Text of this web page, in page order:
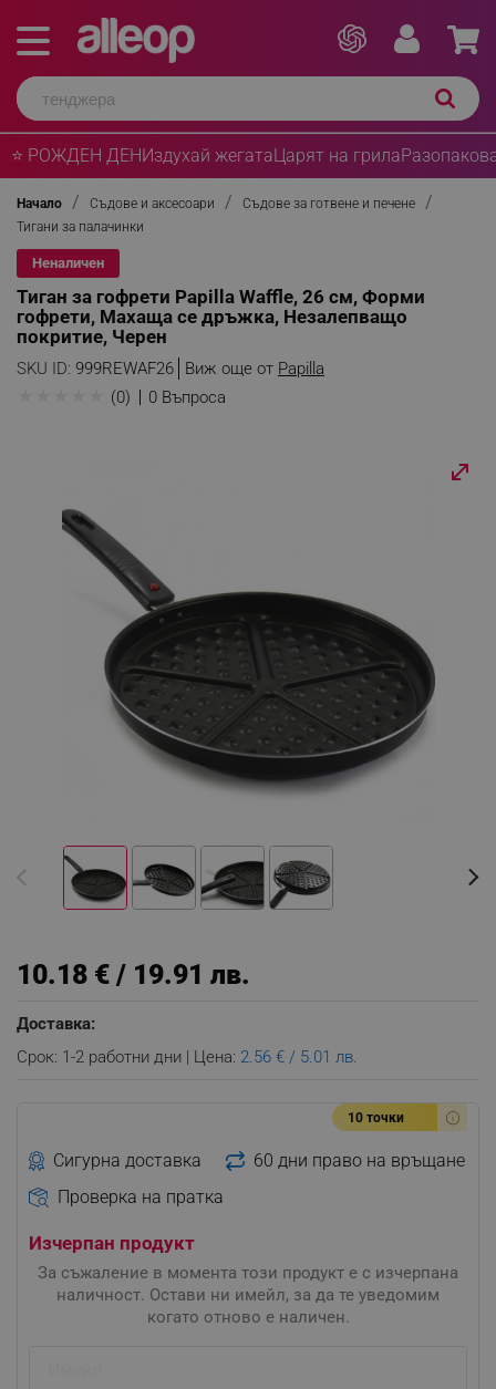
⭐ РОЖДЕН ДЕНИздухай жегатаЦарят на грила
Начало Съдове и аксесоари
Съдове за готвене и печене
Тигани за палачинки
Неналичен
Тиган за гофрети Papilla Waffle, 26 см, Форми
гофрети, Махаща се дръжка, Незалепващо
покритие, Черен
SKU ID: 999REWAF26 Виж още от Papilla
(0) 0 Въпроса
10.18 € / 19.91 лв.
Доставка:
Срок: 1-2 работни дни | Цена: 2.56 € / 5.01 лв.
10 точки
Сигурна доставка
60 дни право на връщане
Проверка на пратка
Изчерпан продукт
За съжаление в момента този продукт е с изчерпана
наличност. Остави ни имейл, за да те уведомим
когато отново е наличен.